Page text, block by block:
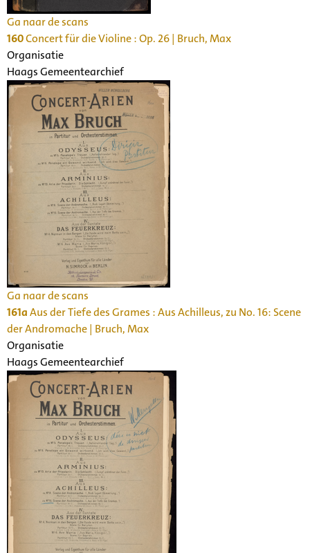
Ga naar de scans
160Concert für die Violine : Op. 26 | Bruch, Max
Organisatie
Haags Gemeentearchief
Ga naar de scans
161aAus der Tiefe des Grames : Aus Achilleus, zu No. 16: Scene
der Andromache | Bruch, Max
Organisatie
Haags Gemeentearchief